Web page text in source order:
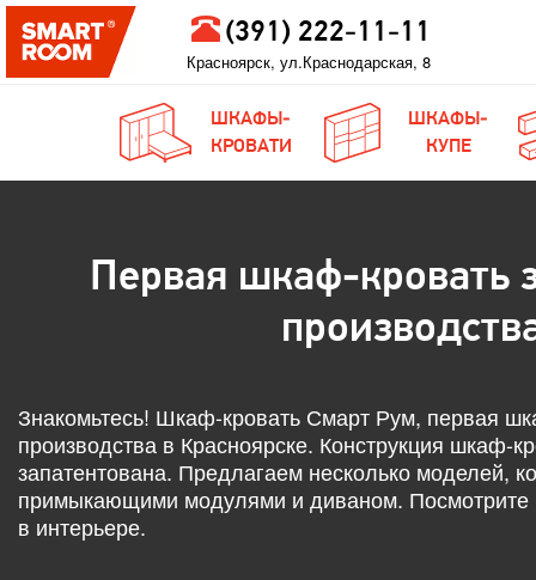
(391) 222-11-11
Красноярск, ул.Краснодарская, 8
ШКАФЫ-
КРОВАТИ
ШКАФЫ-
КУПЕ
Первая шкаф-кровать
Знакомьтесь! Шкаф-кровать Смарт Рум, первая
производства в Красноярске. Конструкция шкаф-
запатентована. Предлагаем несколько моделей,
примыкающими модулями и диваном. Посмотрите
в интерьере.